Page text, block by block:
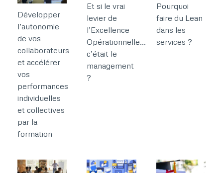
Développer
l’autonomie
de vos
collaborateurs
et accélérer
vos
performances
individuelles
et collectives
par la
formation
Et si le vrai
levier de
l’Excellence
Opérationnelle…
c’était le
management
?
Pourquoi
faire du Lean
dans les
services ?